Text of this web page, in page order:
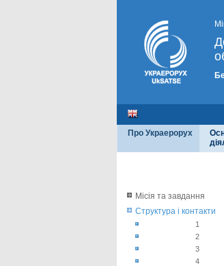
Про Украерорух
Місія та завдання
Структура і контакти
1
2
3
4